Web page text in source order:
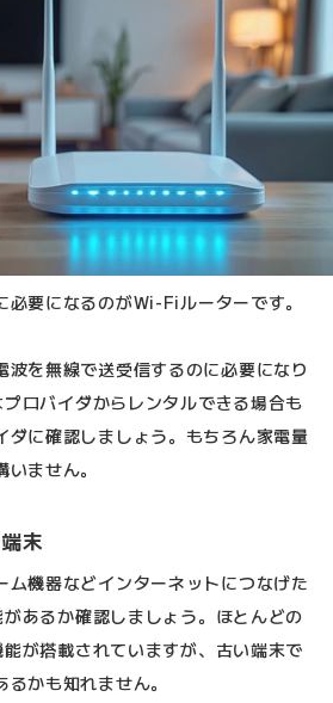
必要になるのがWi-Fiルーターです。
波を無線で送受信するのに必要になり
ロバイダからレンタルできる場合も
ダに確認しましょう。もちろん家電量
ません。
末
ム機器などインターネットにつなげた
あるか確認しましょう。ほとんどの
が搭載されていますが、古い端末で
かも知れません。